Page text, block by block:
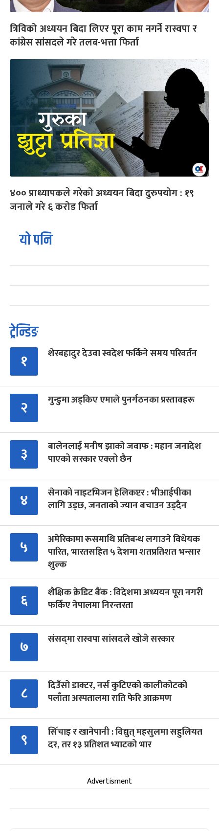
त्रिविको अध्ययन बिदा लिएर पूरा काम नगर्ने रास्वपा र
कांग्रेस सांसदले गरे तलब-भत्ता फिर्ता
४०० प्राध्यापकले गरेको अध्ययन बिदा दुरुपयोग : १९
जनाले गरे ६ करोड फिर्ता
यो पनि
ट्रेन्डिङ
१ शेरबहादुर देउवा स्वदेश फर्किने समय परिवर्तन
२ गुन्डुमा अड्किए एमाले पुनर्गठनका प्रस्तावहरू
३
बालेनलाई मनीष झाको जवाफ : महान जनादेश
पाएको सरकार एक्लो छैन
४
सेनाको नाइटभिजन हेलिकप्टर : भीआईपीका
लागि उड्छ, जनताको ज्यान बचाउन उड्दैन
५
अमेरिकामा रूसमाथि प्रतिबन्ध लगाउने विधेयक
पारित, भारतसहित ५ देशमा शतप्रतिशत भन्सार
शुल्क
६
शैक्षिक क्रेडिट बैंक : विदेशमा अध्ययन पूरा नगरी
फर्किए नेपालमा निरन्तरता
७ संसद्‍मा रास्वपा सांसदले खोजे सरकार
८
दिउँसो डाक्टर, नर्स कुटिएको कालीकोटको
पलाँता अस्पतालमा राति फेरि आक्रमण
९
सिँचाइ र खानेपानी : विद्युत् महसुलमा सहुलियत
दर, तर १३ प्रतिशत भ्याटको भार
Advertisment